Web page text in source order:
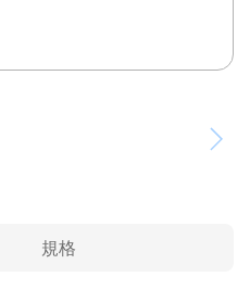
規格